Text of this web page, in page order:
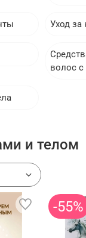
Уход за
волос с
и телом
-55%